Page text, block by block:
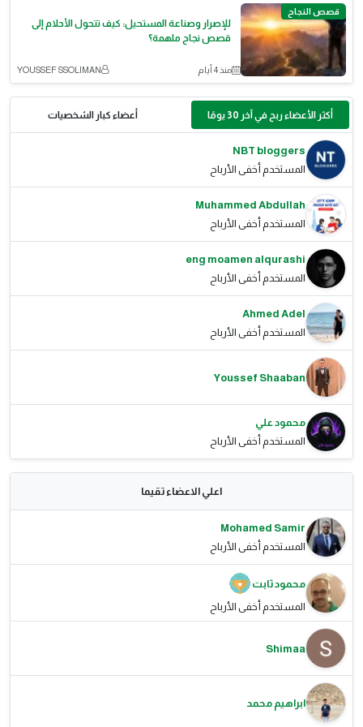
قصص النجاح
للإصرار وصناعة المستحيل: كيف تتحول الأحلام إلى
قصص نجاح ملهمة؟
منذ 4 أيام YOUSSEF SSOLIMAN
أكثر الأعضاء ربح في آخر 30 يومًا أعضاء كبار الشخصيات
NBT bloggers
المستخدم أخفى الأرباح
Muhammed Abdullah
المستخدم أخفى الأرباح
eng moamen alqurashi
المستخدم أخفى الأرباح
Ahmed Adel
المستخدم أخفى الأرباح
Youssef Shaaban
محمود علي
المستخدم أخفى الأرباح
اعلي الاعضاء تقيما
Mohamed Samir
المستخدم أخفى الأرباح
محمود ثابت
المستخدم أخفى الأرباح
Shimaa
ابراهيم محمد